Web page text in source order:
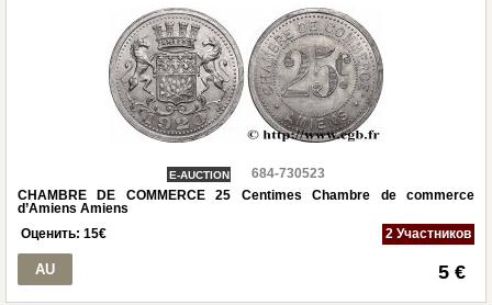
E-AUCTION
684-730523
CHAMBRE DE COMMERCE 25 Centimes Chambre de commerce
d’Amiens Amiens
Оценить: 15€ 2 Участников
AU 5 €